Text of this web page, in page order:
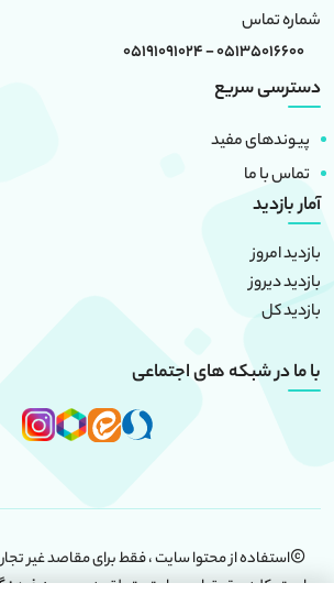
شماره تماس
05135016600 - 05191091024
دسترسی سریع
پیوندهای مفید
تماس با ما
آمار بازدید
بازدید امروز
بازدید دیروز
بازدید کل
با ما در شبکه های اجتماعی
استفاده از محتوا سایت ، فقط برای مقاصد غیر
است. کلیه حقوق این سایت متعلق بهموسسه